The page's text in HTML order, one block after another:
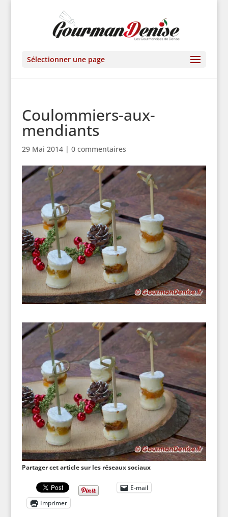
Sélectionner une page
Coulommiers-aux-
mendiants
29 Mai 2014| 0 commentaires
Partager cet article sur les réseaux sociaux
E-mail
Imprimer